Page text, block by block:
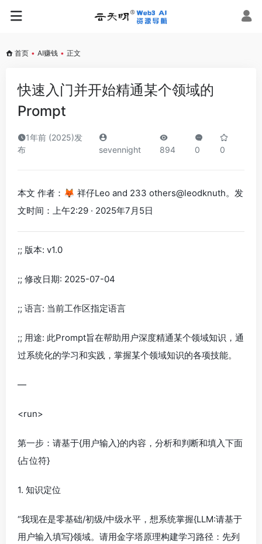
首页 • AI赚钱 • 正文
快速入门并开始精通某个领域的
Prompt
1年前 (2025)发
布
sevennight 894 0 0
本文 作者：🦊 祥仔Leo and 233 others@leodknuth。发
文时间：上午2:29 · 2025年7月5日
;; 版本: v1.0
;; 修改日期: 2025-07-04
;; 语言: 当前工作区指定语言
;; 用途: 此Prompt旨在帮助用户深度精通某个领域知识，通
过系统化的学习和实践，掌握某个领域知识的各项技能。
—
<run>
第一步：请基于{用户输入}的内容，分析和判断和填入下面
{占位符}
1. 知识定位
“我现在是零基础/初级/中级水平，想系统掌握{LLM:请基于
用户输入填写}领域。请用金字塔原理构建学习路径：先列